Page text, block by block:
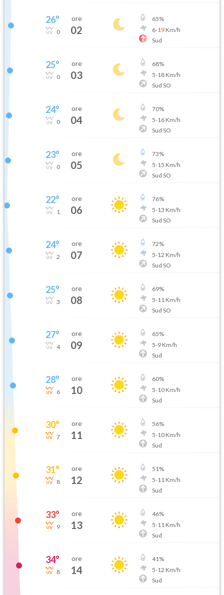
26°
0
ore
02
65%
6-19Km/h
Sud
25°
0
ore
03
68%
5-18Km/h
Sud SO
24°
0
ore
04
70%
5-16Km/h
Sud SO
23°
0
ore
05
73%
5-15 Km/h
Sud SO
22°
1
ore
06
76%
5-13 Km/h
Sud SO
24°
2
ore
07
72%
5-12 Km/h
Sud SO
25°
3
ore
08
69%
5-11 Km/h
Sud SO
27°
4
ore
09
65%
5-9Km/h
Sud
28°
6
ore
10
60%
5-10Km/h
Sud
30°
7
ore
11
56%
5-10Km/h
Sud
31°
8
ore
12
51%
5-11 Km/h
Sud
33°
9
ore
13
46%
5-11 Km/h
Sud
34°
8
ore
14
41%
5-12 Km/h
Sud